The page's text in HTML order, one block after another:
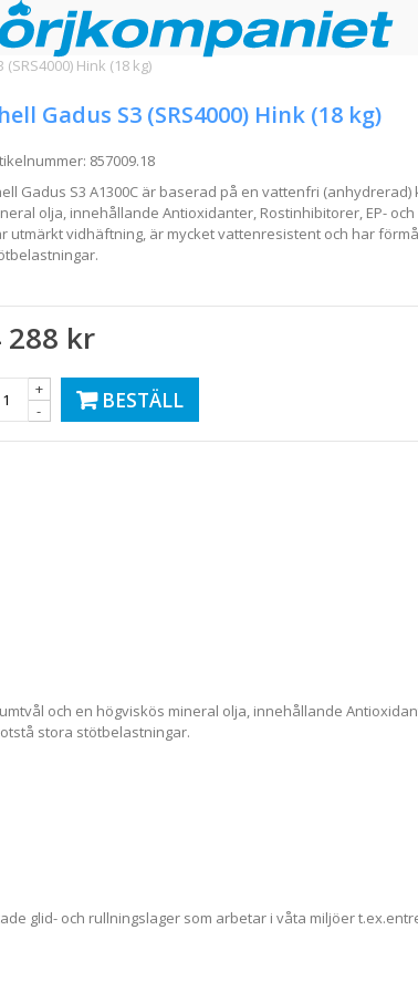
Hink (18 kg)
Gadus S3 (SRS4000) Hink (18 kg)
857009.18
Gadus S3 A1300C är baserad på en vattenfri
olja, innehållande Antioxidanter, Rostinhibitorer, EP-
utmärkt vidhäftning, är mycket vattenresistent och har
288 kr
-
+ BESTÄLL
och en högviskös mineral olja, innehållande
stora stötbelastningar.
glid- och rullningslager som arbetar i våta miljöer